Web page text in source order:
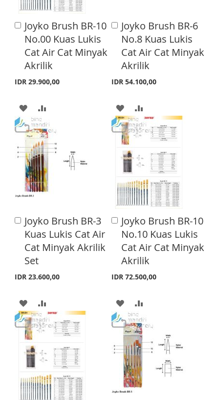
Joyko Brush BR-10
No.00 Kuas Lukis
Cat Air Cat Minyak
Akrilik
IDR 29.900,00
A
d
d
t
o
C
a
A
D
D
T
O
W
S
H
L
I
T
D
D
T
O
C
M
P
R
Joyko Brush BR-6
No.8 Kuas Lukis
Cat Air Cat Minyak
Akrilik
IDR 54.100,00
A
d
d
t
o
C
a
A
D
D
T
O
W
I
S
H
L
I
T
D
D
T
O
C
O
M
P
A
R
Joyko Brush BR-3
Kuas Lukis Cat Air
Cat Minyak Akrilik
Set
IDR 23.600,00
A
d
d
t
o
C
a
A
D
D
T
O
W
D
D
T
O
C
Joyko Brush BR-10
No.10 Kuas Lukis
Cat Air Cat Minyak
Akrilik
IDR 72.500,00
A
d
d
t
o
C
a
A
D
D
T
O
W
D
T